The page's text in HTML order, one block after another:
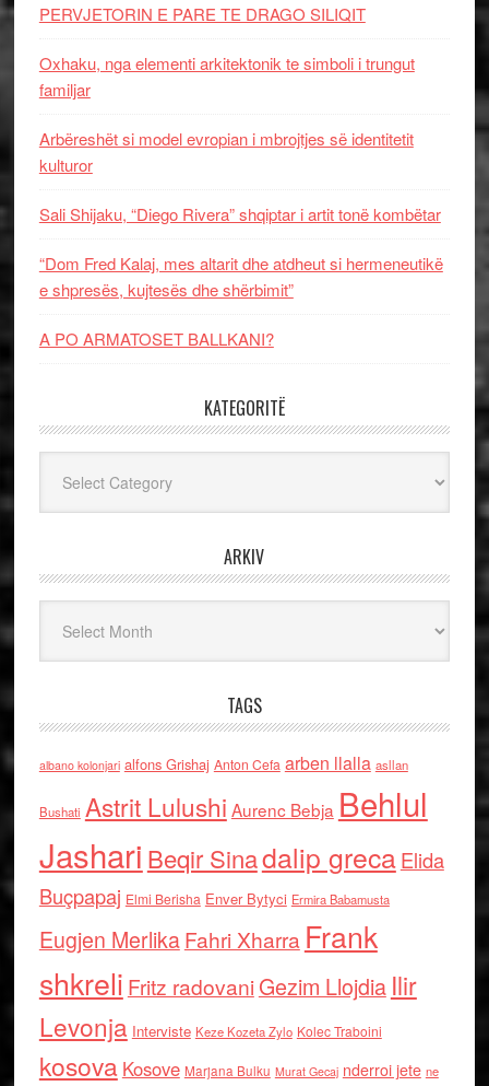
PERVJETORIN E PARE TE DRAGO SILIQIT
Oxhaku, nga elementi arkitektonik te simboli i trungut
familjar
Arbëreshët si model evropian i mbrojtjes së identitetit
kulturor
Sali Shijaku, “Diego Rivera” shqiptar i artit tonë kombëtar
“Dom Fred Kalaj, mes altarit dhe atdheut si hermeneutikë
e shpresës, kujtesës dhe shërbimit”
A PO ARMATOSET BALLKANI?
KATEGORITË
ARKIV
TAGS
albano kolonjari alfons Grishaj Anton Cefa arben llalla asllan
Bushati Astrit Lulushi Aurenc Bebja Behlul
Jashari Beqir Sinadalip grecaElida
Buçpapaj Elmi Berisha Enver Bytyci Ermira Babamusta
Eugjen MerlikaFahri Xharra Frank
shkreli Fritz radovaniGezim Llojdia Ilir
Levonja Interviste Keze Kozeta Zylo Kolec Traboini
kosova Kosove Marjana Bulku Murat Gecaj nderroi jete ne